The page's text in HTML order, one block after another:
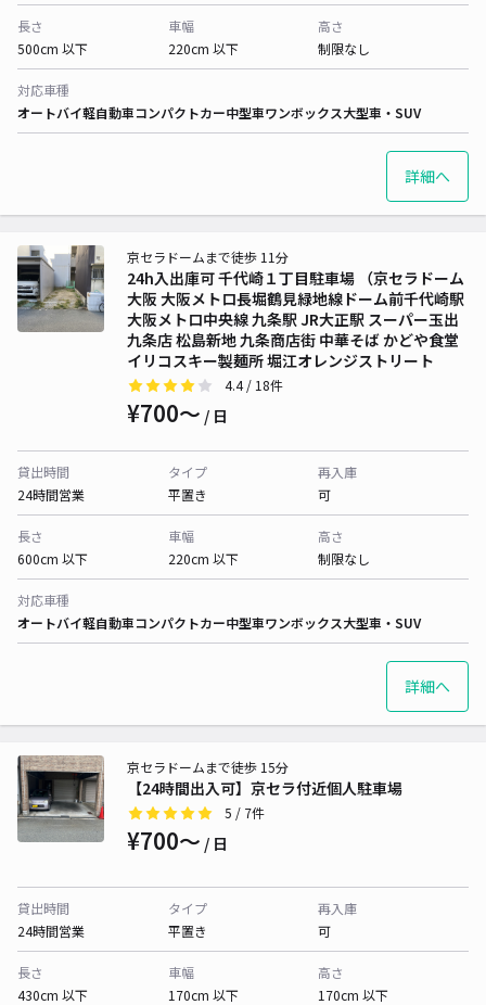
長さ
500cm 以下
車幅
220cm 以下
高さ
制限なし
対応車種
オートバイ軽自動車コンパクトカー中型車ワンボックス大型車・SUV
詳細へ
24h入出庫可 千代崎１丁目駐車場 （京セラドーム
大阪 大阪メトロ長堀鶴見緑地線ドーム前千代崎駅
大阪メトロ中央線 九条駅 JR大正駅 スーパー玉出
九条店 松島新地 九条商店街 中華そば かどや食堂
イリコスキー製麺所 堀江オレンジストリート
京セラドームまで徒歩 11分
4.4/ 18件
¥700〜 / 日
貸出時間
24時間営業
タイプ
平置き
再入庫
可
長さ
600cm 以下
車幅
220cm 以下
高さ
制限なし
対応車種
オートバイ軽自動車コンパクトカー中型車ワンボックス大型車・SUV
詳細へ
【24時間出入可】京セラ付近個人駐車場
京セラドームまで徒歩 15分
5 / 7件
¥700〜 / 日
貸出時間
24時間営業
タイプ
平置き
再入庫
可
長さ
430cm 以下
車幅
170cm 以下
高さ
170cm 以下